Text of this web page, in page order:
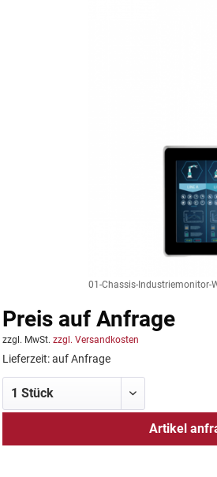
01-Chassis-Industriemonitor-
Preis auf Anfrage
zzgl. MwSt. zzgl. Versandkosten
Lieferzeit: auf Anfrage
Artikel